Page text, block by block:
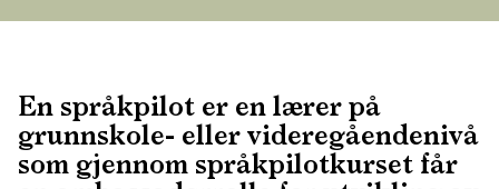
En språkpilot er en lærer på
grunnskole- eller videregåendenivå
som gjennom språkpilotkurset får